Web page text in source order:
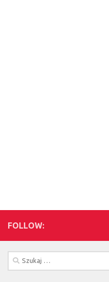
FOLLOW:
Szukaj: